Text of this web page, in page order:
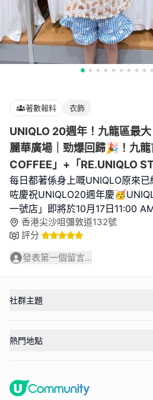
著數報料 衣飾
UNIQLO 20週年！九龍區最
麗華廣場｜勁爆回歸🎉！九龍
COFFEE」+「RE.UNIQLO
每日都著係身上嘅UNIQLO原來
咗慶祝UNIQLO20週年慶
一號店」即將於10月17日11:00
香港尖沙咀彌敦道132號
評分
發表第一個留言...
社群主題
熱門地點